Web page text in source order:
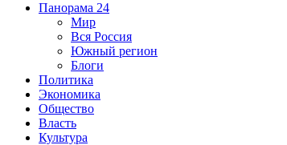
Панорама 24
Мир
Вся Россия
Южный регион
Блоги
Политика
Экономика
Общество
Власть
Культура